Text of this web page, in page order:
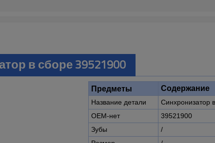
в сборе 39521900
Предметы Содержание
Название детали
Синхронизатор
OEM-нет
39521900
Зубы
/